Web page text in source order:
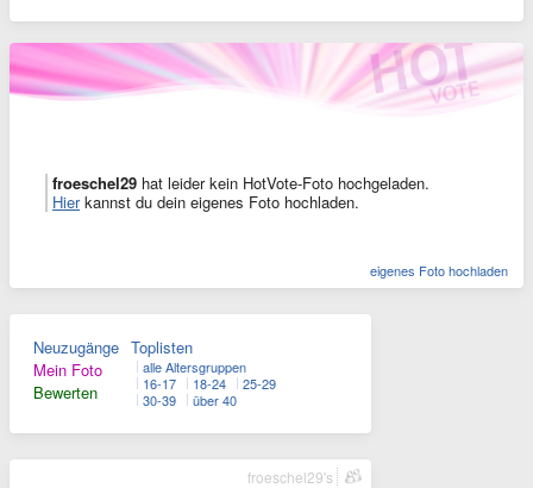
froeschel29 hat leider kein HotVote-Foto hochgeladen.
Hierkannst du dein eigenes Foto hochladen.
eigenes Foto hochladen
Neuzugänge
Mein Foto
Bewerten
Toplisten
alle Altersgruppen
16-17
18-24
25-29
30-39
über 40
froeschel29's